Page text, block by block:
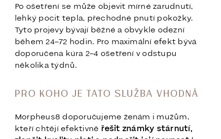
Po ošetření se může objevit mírné zarudnutí,
lehký pocit tepla, přechodné pnutí pokožky.
Tyto projevy bývají běžné a obvykle odezní
během 24–72 hodin. Pro maximální efekt bývá
doporučena kúra 2–4 ošetření v odstupu
několika týdnů.
PRO KOHO JE TATO SLUŽBA VHODNÁ
Morpheus8 doporučujeme ženám i mužům,
kteří chtějí efektivně řešit známky stárnutí,